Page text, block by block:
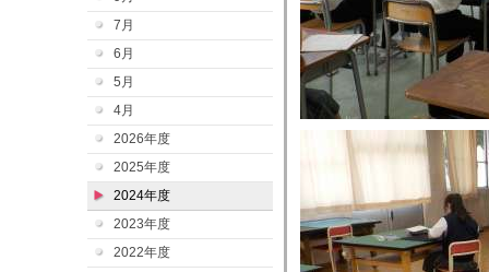
7月
6月
5月
4月
2026年度
2025年度
2024年度
2023年度
2022年度